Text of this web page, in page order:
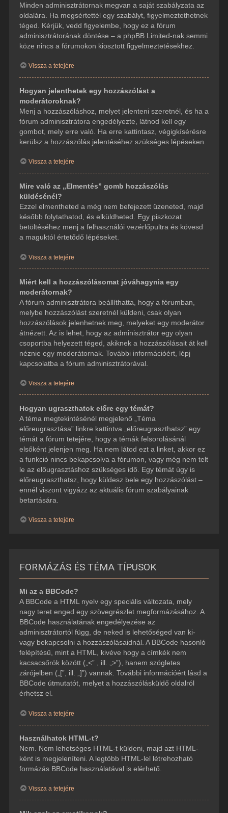
Minden adminisztrátornak megvan a saját szabályzata az
oldalára. Ha megsértettél egy szabályt, figyelmeztethetnek
téged. Kérjük, vedd figyelembe, hogy ez a fórum
adminisztrátorának döntése – a phpBB Limited-nak semmi
köze nincs a fórumokon kiosztott figyelmeztetésekhez.
Vissza a tetejére
Hogyan jelenthetek egy hozzászólást a
moderátoroknak?
Menj a hozzászóláshoz, melyet jelenteni szeretnél, és ha a
fórum adminisztrátora engedélyezte, látnod kell egy
gombot, mely erre való. Ha erre kattintasz, végigkísérésre
kerülsz a hozzászólás jelentéséhez szükséges lépéseken.
Vissza a tetejére
Mire való az „Elmentés” gomb hozzászólás
küldésénél?
Ezzel elmentheted a még nem befejezett üzeneted, majd
később folytathatod, és elküldheted. Egy piszkozat
betöltéséhez menj a felhasználói vezérlőpultra és kövesd
a maguktól értetődő lépéseket.
Vissza a tetejére
Miért kell a hozzászólásomat jóváhagynia egy
moderátornak?
A fórum adminisztrátora beállíthatta, hogy a fórumban,
melybe hozzászólást szeretnél küldeni, csak olyan
hozzászólások jelenhetnek meg, melyeket egy moderátor
átnézett. Az is lehet, hogy az adminisztrátor egy olyan
csoportba helyezett téged, akiknek a hozzászólásait át kell
néznie egy moderátornak. További információért, lépj
kapcsolatba a fórum adminisztrátorával.
Vissza a tetejére
Hogyan ugraszthatok előre egy témát?
A téma megtekintésénél megjelenő „Téma
előreugrasztása” linkre kattintva „előreugraszthatsz” egy
témát a fórum tetejére, hogy a témák felsorolásánál
elsőként jelenjen meg. Ha nem látod ezt a linket, akkor ez
a funkció nincs bekapcsolva a fórumon, vagy még nem telt
le az előugrasztáshoz szükséges idő. Egy témát úgy is
előreugraszthatsz, hogy küldesz bele egy hozzászólást –
ennél viszont vigyázz az aktuális fórum szabályainak
betartására.
Vissza a tetejére
FORMÁZÁS ÉS TÉMA TÍPUSOK
Mi az a BBCode?
A BBCode a HTML nyelv egy speciális változata, mely
nagy teret enged egy szövegrészlet megformázásához. A
BBCode használatának engedélyezése az
adminisztrátortól függ, de neked is lehetőséged van ki-
vagy bekapcsolni a hozzászólásaidnál. A BBCode hasonló
felépítésű, mint a HTML, kivéve hogy a címkék nem
kacsacsőrök között („<” , ill. „>”), hanem szögletes
zárójelben („[”, ill. „]”) vannak. További információért lásd a
BBCode útmutatót, melyet a hozzászólásküldő oldalról
érhetsz el.
Vissza a tetejére
Használhatok HTML-t?
Nem. Nem lehetséges HTML-t küldeni, majd azt HTML-
ként is megjeleníteni. A legtöbb HTML-lel létrehozható
formázás BBCode használatával is elérhető.
Vissza a tetejére